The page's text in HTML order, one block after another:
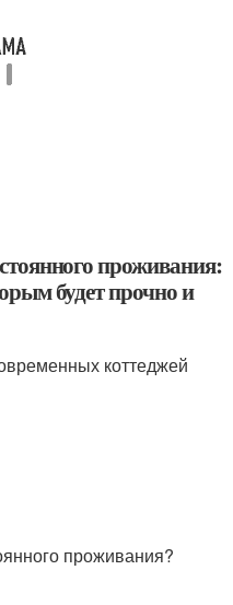
проживания:
будет прочно и
коттеджей
проживания?